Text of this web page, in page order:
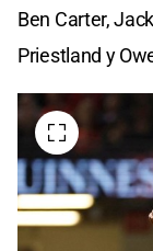
Ben Carter,
Priestland y